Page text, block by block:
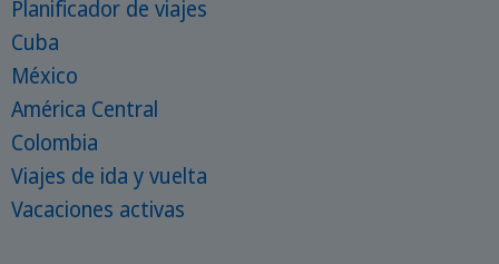
Planificador de viajes
Cuba
México
América Central
Colombia
Viajes de ida y vuelta
Vacaciones activas